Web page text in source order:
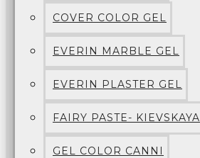
COVER COLOR GEL
EVERIN MARBLE GEL
EVERIN PLASTER GEL
FAIRY PASTE- KIEVSKAYA
GEL COLOR CANNI